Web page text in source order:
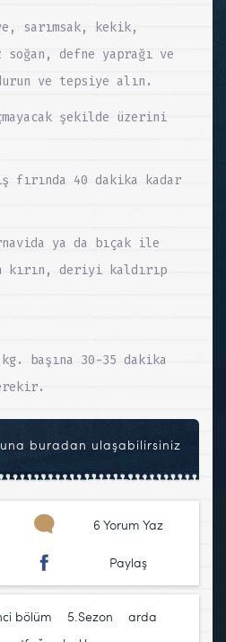
sarımsak, kekik,
soğan, defne yaprağı ve
ve tepsiye alın.
şekilde üzerini
fırında 40 dakika kadar
ya da bıçak ile
kırın, deriyi kaldırıp
başına 30-35 dakika
buradan ulaşabilirsiniz
6 Yorum Yaz
Paylaş
bölüm 5.Sezon
arda